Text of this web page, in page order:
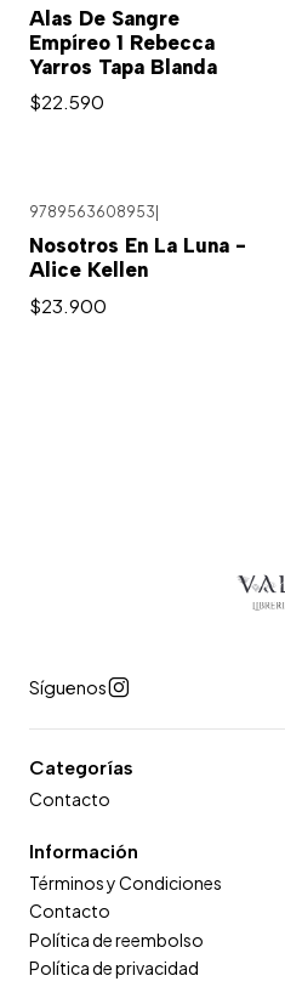
Alas De Sangre
Empíreo 1 Rebecca
Yarros Tapa Blanda
$22.590
9789563608953
Nosotros En La Luna -
Alice Kellen
$23.900
Síguenos
Categorías
Contacto
Información
Términos y Condiciones
Contacto
Política de reembolso
Política de privacidad